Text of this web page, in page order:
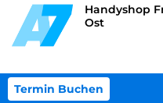
Handyshop
Ost
Termin Buchen